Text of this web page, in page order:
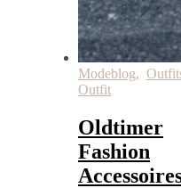
Modeblog,
Outfit
Oldtimer
Fashion